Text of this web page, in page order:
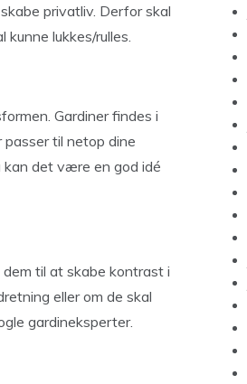
privatliv. Derfor skal
lukkes/rulles.
Gardiner findes i
til netop dine
kan det være en god idé
til at skabe kontrast i
eller om de skal
gardineksperter.